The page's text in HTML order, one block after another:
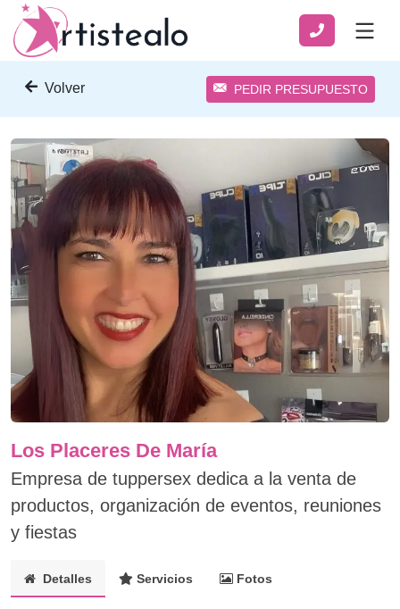
Volver PEDIR PRESUPUESTO
Los Placeres De María
Empresa de tuppersex dedica a la venta de
productos, organización de eventos, reuniones
y fiestas
Detalles Servicios Fotos